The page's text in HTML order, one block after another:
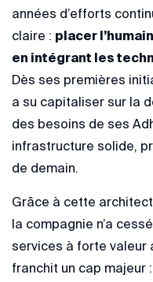
années d’efforts
claire : placer
en intégrant les
Dès ses premières
a su capitaliser sur la
des besoins de ses
infrastructure solide,
de demain.
Grâce à cette
la compagnie n’a
services à forte valeur
franchit un cap majeur :